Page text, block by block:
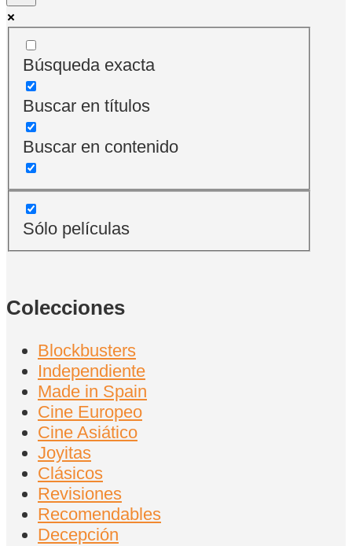
Búsqueda exacta
Buscar en títulos
Buscar en contenido
Sólo películas
Colecciones
Blockbusters
Independiente
Made in Spain
Cine Europeo
Cine Asiático
Joyitas
Clásicos
Revisiones
Recomendables
Decepción